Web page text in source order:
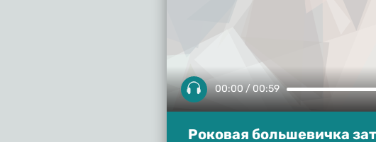
00:00 / 00:59
Роковая большевичка